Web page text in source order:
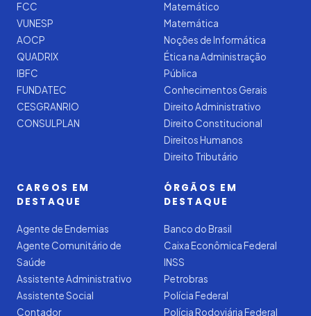
FCC
VUNESP
AOCP
QUADRIX
IBFC
FUNDATEC
CESGRANRIO
CONSULPLAN
Matemático
Matemática
Noções de Informática
Ética na Administração
Pública
Conhecimentos Gerais
Direito Administrativo
Direito Constitucional
Direitos Humanos
Direito Tributário
CARGOS EM
DESTAQUE
Agente de Endemias
Agente Comunitário de
Saúde
Assistente Administrativo
Assistente Social
Contador
ÓRGÃOS EM
DESTAQUE
Banco do Brasil
Caixa Econômica Federal
INSS
Petrobras
Polícia Federal
Polícia Rodoviária Federal